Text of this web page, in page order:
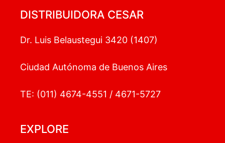
DISTRIBUIDORA CESAR
Dr. Luis Belaustegui 3420 (1407)
Ciudad Autónoma de Buenos Aires
TE: (011) 4674-4551 / 4671-5727
EXPLORE